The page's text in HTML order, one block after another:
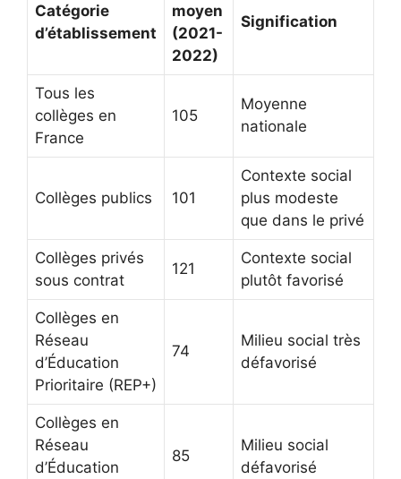
Catégorie
d’établissement
moyen
(2021-
2022)
Signification
Tous les
collèges en
France
105
Moyenne
nationale
Collèges publics 101
Contexte social
plus modeste
que dans le privé
Collèges privés
sous contrat
121
Contexte social
plutôt favorisé
Collèges en
Réseau
d’Éducation
Prioritaire (REP+)
74
Milieu social très
défavorisé
Collèges en
Réseau
d’Éducation
85
Milieu social
défavorisé